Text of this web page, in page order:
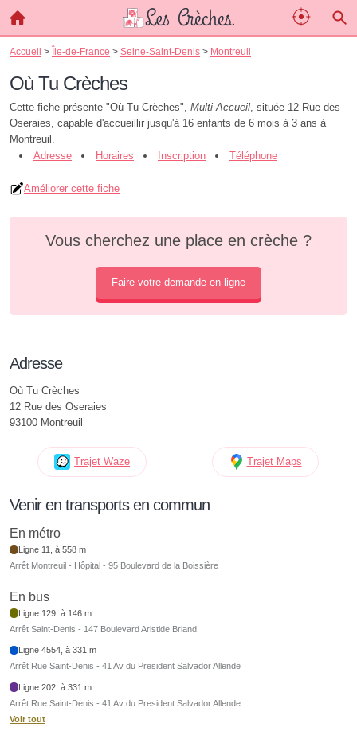
Accueil > Île-de-France > Seine-Saint-Denis > Montreuil
Où Tu Crèches
Cette fiche présente "Où Tu Crèches", Multi-Accueil, située 12 Rue des
Oseraies, capable d'accueillir jusqu'à 16 enfants de 6 mois à 3 ans à
Montreuil.
Adresse
Horaires Inscription Téléphone
Améliorer cette fiche
Vous cherchez une place en crèche ?
Faire votre demande en ligne
Adresse
Où Tu Crèches
12 Rue des Oseraies
93100 Montreuil
Trajet Waze Trajet Maps
Venir en transports en commun
En métro
Ligne 11, à 558 m
Arrêt Montreuil - Hôpital - 95 Boulevard de la Boissière
En bus
Ligne 129, à 146 m
Arrêt Saint-Denis - 147 Boulevard Aristide Briand
Ligne 4554, à 331 m
Arrêt Rue Saint-Denis - 41 Av du President Salvador Allende
Ligne 202, à 331 m
Arrêt Rue Saint-Denis - 41 Av du President Salvador Allende
Voir tout